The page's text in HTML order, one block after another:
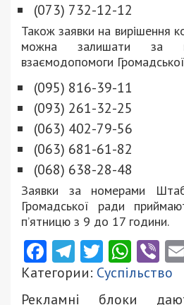
(073) 732-12-12
Також заявки на вирішення
можна залишати за
взаємодопомоги
(095) 816-39-11
(093) 261-32-25
(063) 402-79-56
(063) 681-61-82
(068) 638-28-48
Заявки за номерами
Громадської ради
п’ятницю з 9 до 17 години.
Facebook
Telegram
Twitter
Категории: Суспільство
Рекламні блоки